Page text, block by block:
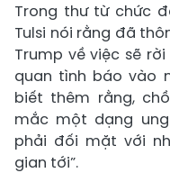
Trong thư từ chức
Tulsi nói rằng đã
Trump về việc sẽ
quan tình báo vào
biết thêm rằng,
mắc một dạng
phải đối mặt với
gian tới”.